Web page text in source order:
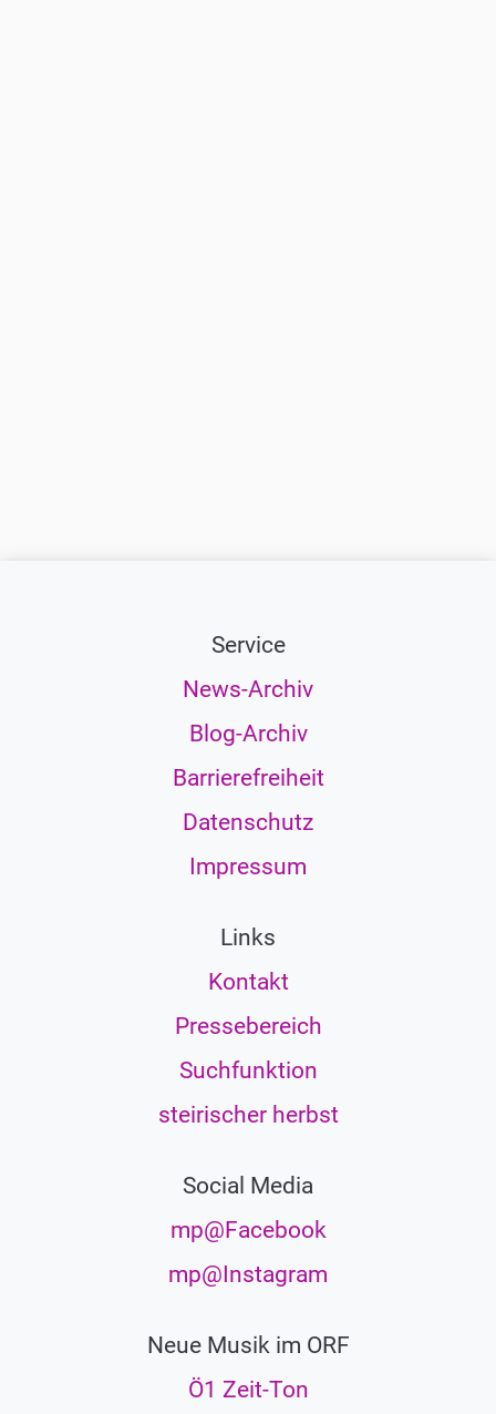
Service
News-Archiv
Blog-Archiv
Barrierefreiheit
Datenschutz
Impressum
Links
Kontakt
Pressebereich
Suchfunktion
steirischer herbst
Social Media
mp@Facebook
mp@Instagram
Neue Musik im ORF
Ö1 Zeit-Ton